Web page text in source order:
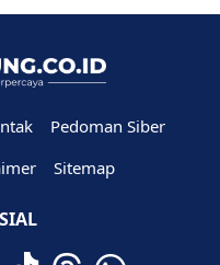
Pedoman Siber
Sitemap